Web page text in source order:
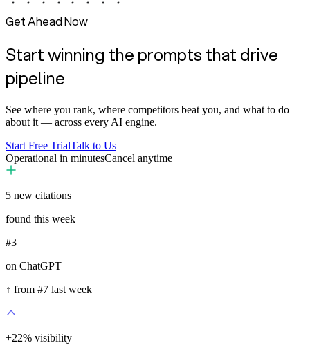
Get Ahead Now
Start winning the prompts that drive
pipeline
See where you rank, where competitors beat you, and what to do
about it — across every AI engine.
Start Free TrialTalk to Us
Operational in minutesCancel anytime
5 new citations
found this week
#3
on ChatGPT
↑ from #7 last week
+35% visibility